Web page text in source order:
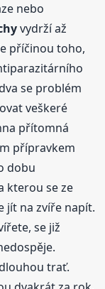
nebo
vydrží až
příčinou toho,
se problém
veškeré
přítomná
přípravkem
dobu
kterou se ze
jít na zvíře napít.
se již
trať.